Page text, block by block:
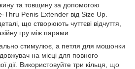
та товщину за допомогою
Thru Penis Extender від Size Up.
що створюють чуттєві відчуття,
гру між парами.
стимулює, а петля для мошонки
на місці для повного
дії. Використовуйте три кільця, що